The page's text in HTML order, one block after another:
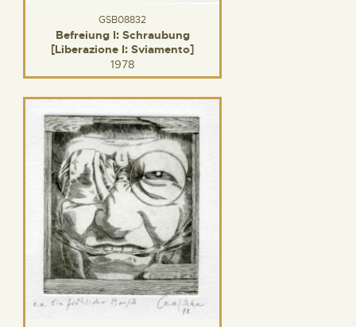
GSB08832
Befreiung I: Schraubung
[Liberazione I: Sviamento]
1978